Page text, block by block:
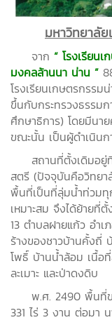
มหาวิทยาลัย
จาก “ โรงเรียน
มงคลล้านนา น่าน ”
โรงเรียนเกษตรกรร
ขึ้นกับกระทรวงธรรม
ศึกษาธิการ) โดยมีนา
ขณะนั้น เป็นผู้ดำเนินก
สถานที่ตั้งเดิมอยู่ที่
สตรี (ปัจจุบันคือวิทยา
พื้นที่เป็นที่ลุ่มน้ำท่วมทุ
เหมาะสม จึงได้ย้าย
13 ตำบลฝายแก้ว อำ
ร้างของชาวบ้านคั้งถี่
โพธิ์ บ้านน้ำล้อม เนื้อ
ละเมาะ และป่าดงดิบ
พ.ศ. 2490 พื้นที่ขอ
331 ไร่ 3 งาน ต่อม